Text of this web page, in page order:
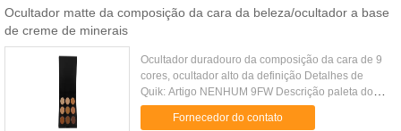
Ocultador matte da composição da cara da beleza/ocultador a base
de creme de minerais
Ocultador duradouro da composição da cara de 9
cores, ocultador alto da definição Detalhes de
Quik: Artigo NENHUM 9FW Descrição paleta do
ocultador de 9 cores Tamanho: 15.3X14.7X1.2CM
Peso 173G Tipo todo o res...
Fornecedor do contato